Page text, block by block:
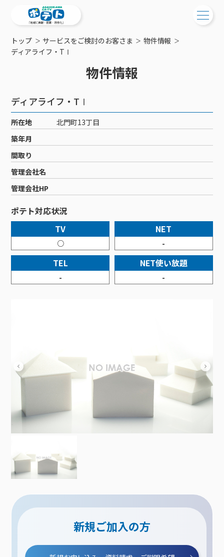
ご検討中の方
工事・配線について
新居をご検討中の方へ
ポテトを導入している集合住宅
物件情報
特典・キャンペーン
おトクな割引サービス
ご加入中の方
ご加入中のサービス確認・変更
WEBメール
サポートサービス
サポートサービストップ
リモートコール
回線速度測定
接続・設定⽅法
訪問サポート＆サポートパックサービス料⾦表
新着情報
メンテナンス・障害情報
ポテトからのプレゼント
イベントカレンダー
講座のご案内
サービス案内
サービス案内
ケーブルテレビ
ケーブルテレビトップ
チャンネル紹介
料⾦プラン
NHK衛星受信料団体⼀括⽀払
機器⼀覧
インターネット
インターネットトップ
料⾦プラン
Wi-Fiサービス
ポテトホーム防犯カメラ
オプションサービス
インターネットギガシェアプラン
固定電話
固定電話トップ
基本料⾦・通話料⾦
オプションサービス
auスマートバリュー
auまとめトーク
ポテトスマートフォントップ
料⾦プラン
機種⼀覧
オプションサービス
でんき
でんきトップ
ポラリンでんき×ポテト
ポテトでんき
暮らしを快適にするサービス
暮らしを快適にするサービストップ
ポテトライフメール
コミチャン
お困りの方はこちら
会社案内
メンテナンス
障害情報
トップ サービスをご検討のお客さま
物件情報
ディアライフ・TⅠ
物件情報
ディアライフ・TⅠ
所在地
北門町13丁目
築年月
間取り
管理会社名
管理会社HP
ポテト対応状況
TV
○
NET
-
TEL
-
NET使い放題
-
新規ご加入の方